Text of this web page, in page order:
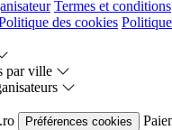
Termes et conditions
des cookies
par ville
Préférences cookies